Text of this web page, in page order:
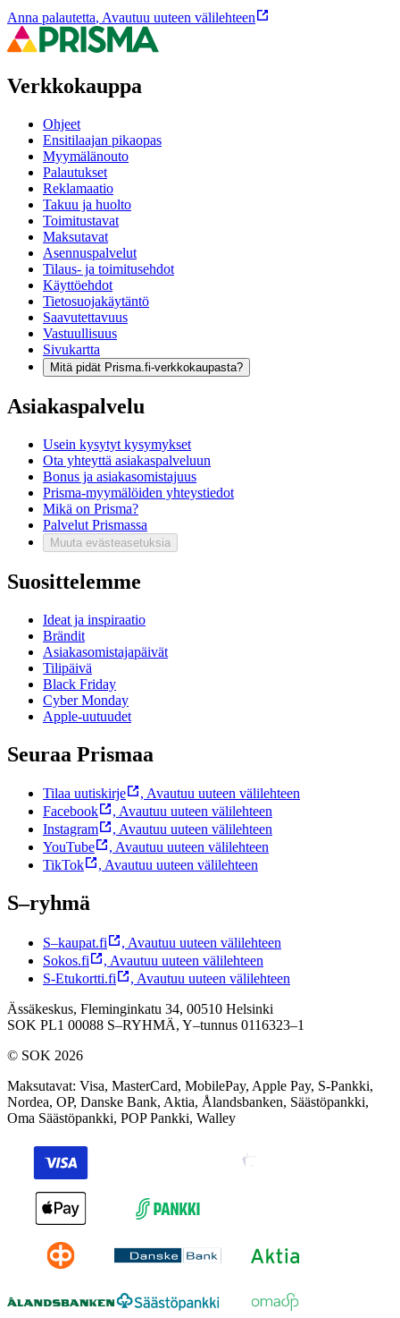
Anna palautetta, Avautuu uuteen välilehteen
Verkkokauppa
Ohjeet
Ensitilaajan pikaopas
Myymälänouto
Palautukset
Reklamaatio
Takuu ja huolto
Toimitustavat
Maksutavat
Asennuspalvelut
Tilaus- ja toimitusehdot
Käyttöehdot
Tietosuojakäytäntö
Saavutettavuus
Vastuullisuus
Sivukartta
Mitä pidät Prisma.fi-verkkokaupasta?
Asiakaspalvelu
Usein kysytyt kysymykset
Ota yhteyttä asiakaspalveluun
Bonus ja asiakasomistajuus
Prisma-myymälöiden yhteystiedot
Mikä on Prisma?
Palvelut Prismassa
Muuta evästeasetuksia
Suosittelemme
Ideat ja inspiraatio
Brändit
Asiakasomistajapäivät
Tilipäivä
Black Friday
Cyber Monday
Apple-uutuudet
Seuraa Prismaa
Tilaa uutiskirje , Avautuu uuteen välilehteen
Facebook
, Avautuu uuteen välilehteen
Instagram
, Avautuu uuteen välilehteen
YouTube
, Avautuu uuteen välilehteen
TikTok
, Avautuu uuteen välilehteen
S–ryhmä
S–kaupat.fi , Avautuu uuteen välilehteen
Sokos.fi
, Avautuu uuteen välilehteen
S-Etukortti.fi
, Avautuu uuteen välilehteen
Ässäkeskus, Fleminginkatu 34, 00510 Helsinki
SOK PL1 00088 S–RYHMÄ, Y–tunnus 0116323–1
© SOK 2026
Maksutavat: Visa, MasterCard, MobilePay, Apple Pay, S-Pankki,
Nordea, OP, Danske Bank, Aktia, Ålandsbanken, Säästöpankki,
Oma Säästöpankki, POP Pankki, Walley